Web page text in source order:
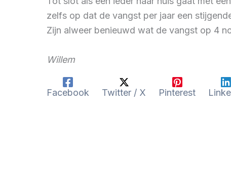
zelfs op dat de vangst per jaar een
Zijn alweer benieuwd wat de vangst op 4
Willem
Facebook Twitter / X Pinterest